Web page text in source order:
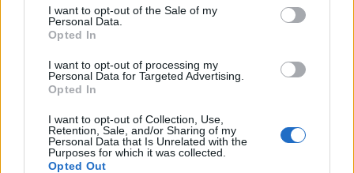
consent section.
I want to opt-out of the Sale of my
Personal Data.
Opted In
I want to opt-out of processing my
Personal Data for Targeted Advertising.
Opted In
I want to opt-out of Collection, Use,
Retention, Sale, and/or Sharing of my
Personal Data that Is Unrelated with the
Purposes for which it was collected.
Opted Out
del fuoco
Gallura
Incidente Olbia, poliziotto in vacanza salva 6
persone: due bimbi tra i feriti